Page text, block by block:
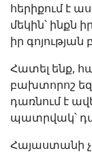
հերիքում է
մեկին՝ ինքն
իր
Հատել ենք,
բախտորոշ
դառնում է
պատրվակ՝
Հայաստանի